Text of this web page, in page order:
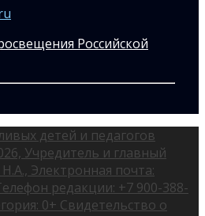
детей и педагогов
Учредитель и главный
Электронная почта:
редакции: +7 900-388-
0+ Свидетельство о